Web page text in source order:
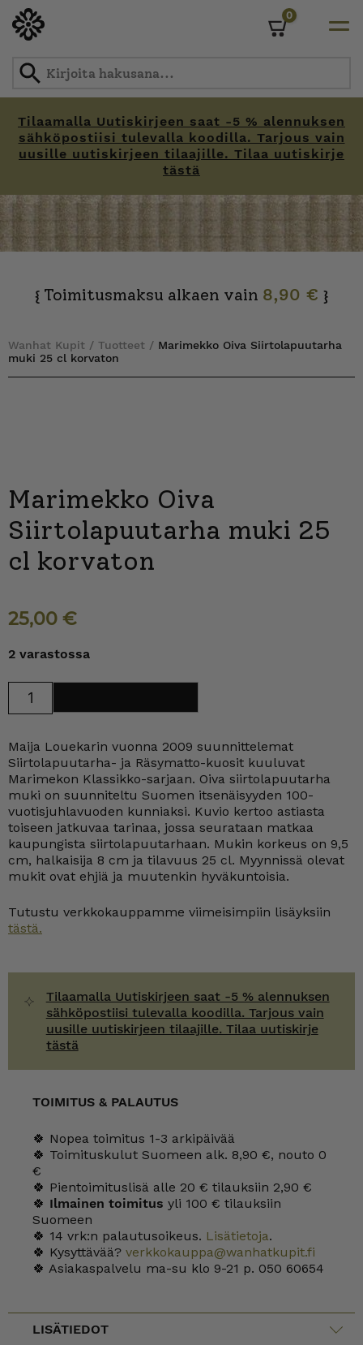
Tilaamalla Uutiskirjeen saat -5 % alennuksen
sähköpostiisi tulevalla koodilla. Tarjous vain
uusille uutiskirjeen tilaajille. Tilaa uutiskirje
tästä
0
{ Toimitusmaksu alkaen vain 8,90 € }
Wanhat Kupit / Tuotteet / Marimekko Oiva Siirtolapuutarha
muki 25 cl korvaton
Marimekko Oiva
Siirtolapuutarha muki 25
cl korvaton
25,00 €
2 varastossa
Siirtolapuutarha
cl
korvaton
Maija Louekarin vuonna 2009 suunnittelemat
Siirtolapuutarha- ja Räsymatto-kuosit kuuluvat
Marimekon Klassikko-sarjaan. Oiva siirtolapuutarha
muki on suunniteltu Suomen itsenäisyyden 100-
vuotisjuhlavuoden kunniaksi. Kuvio kertoo astiasta
toiseen jatkuvaa tarinaa, jossa seurataan matkaa
kaupungista siirtolapuutarhaan. Mukin korkeus on 9,5
cm, halkaisija 8 cm ja tilavuus 25 cl. Myynnissä olevat
mukit ovat ehjiä ja muutenkin hyväkuntoisia.
Tutustu verkkokauppamme viimeisimpiin lisäyksiin
tästä.
Tilaamalla Uutiskirjeen saat -5 % alennuksen
sähköpostiisi tulevalla koodilla. Tarjous vain
uusille uutiskirjeen tilaajille. Tilaa uutiskirje
tästä
TOIMITUS & PALAUTUS
🍀 Nopea toimitus 1-3 arkipäivää
🍀 Toimituskulut Suomeen alk. 8,90 €, nouto 0
€
🍀 Pientoimituslisä alle 20 € tilauksiin 2,90 €
🍀 Ilmainen toimitus yli 100 € tilauksiin
Suomeen
🍀 14 vrk:n palautusoikeus. Lisätietoja.
🍀 Kysyttävää? verkkokauppa@wanhatkupit.fi
🍀 Asiakaspalvelu ma-su klo 9-21 p. 050 60654
LISÄTIEDOT